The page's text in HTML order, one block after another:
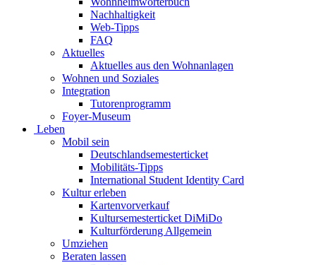
Nachhaltigkeit
Web-Tipps
FAQ
Aktuelles
Aktuelles aus den Wohnanlagen
Wohnen und Soziales
Integration
Tutorenprogramm
Foyer-Museum
Leben
Mobil sein
Deutschlandsemesterticket
Mobilitäts-Tipps
International Student Identity Card
Kultur erleben
Kartenvorverkauf
Kultursemesterticket DiMiDo
Kulturförderung Allgemein
Umziehen
Beraten lassen